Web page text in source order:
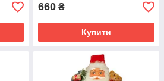
660 ₴
Купити